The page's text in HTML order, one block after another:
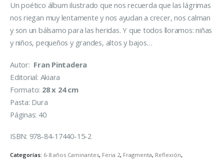
Un poético álbum ilustrado que nos recuerda que las lágrimas
nos riegan muy lentamente y nos ayudan a crecer, nos calman
y son un bálsamo para las heridas. Y que todos lloramos: niñas
y niños, pequeños y grandes, altos y bajos…
Autor: Fran Pintadera
Editorial: Akiara
Formato: 28 x 24 cm
Pasta: Dura
Páginas: 40
ISBN: 978-84-17440-15-2
Categorías: 6-8 años Caminantes, Feria 2, Fragmenta, Reflexión,